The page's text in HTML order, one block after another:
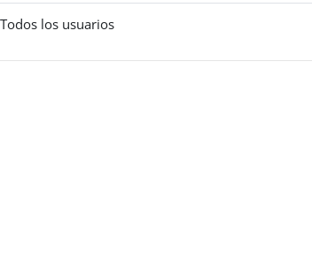
Todos los usuarios